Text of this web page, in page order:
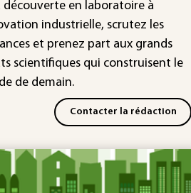
dans les prochains jours en
découverte en laboratoire à
industrielle, scrutez les
et prenez part aux grands
scientifiques qui construisent le
de demain.
Contacter la rédaction